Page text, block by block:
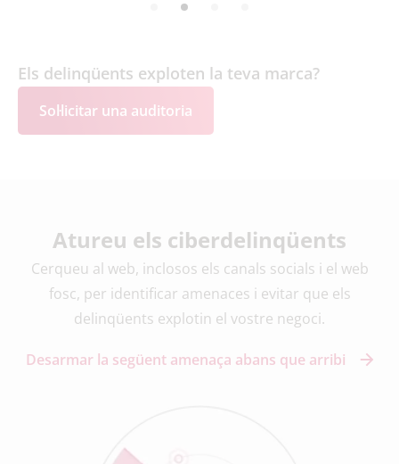
Els delinqüents exploten la teva marca?
Sol·licitar una auditoria
Atureu els ciberdelinqüents
Cerqueu al web, inclosos els canals socials i el web
fosc, per identificar amenaces i evitar que els
delinqüents explotin el vostre negoci.
Desarmar la següent amenaça abans que arribi